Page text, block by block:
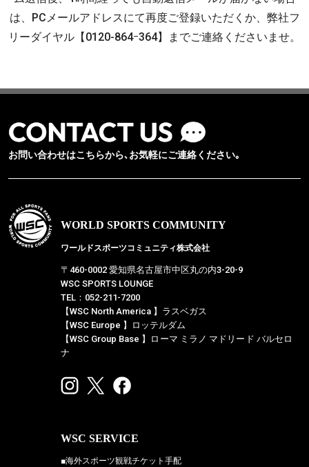
は、PCメールアドレスにて再度ご登録いただくか、弊社フ
リーダイヤル【0120-864ｰ364】までご連絡くださいませ。
お問い合わせはこちらから､お気軽にご連絡ください｡
WORLD SPORTS COMMUNITY
ワールドスポーツコミュニティ株式会社
〒460-0002 愛知県名古屋市中区丸の内3-20-9
WSC SPORTS LOUNGE
TEL：052-211-7200
【WSC North America 】ラスベガス
【WSC Europe 】ロッテルダム
【WSC Group Base 】ローマ ミラノ マドリード バルセロ
ナ
WSC SERVICE
■海外スポーツ観戦チケット手配